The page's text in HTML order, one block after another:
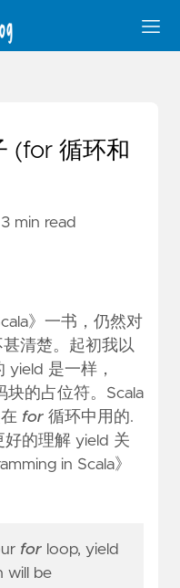
(for 循环和
3 min read
》一书，仍然对
清楚。起初我以
yield 是一样，
块的占位符。Scala
for 循环中用的.
好的理解 yield 关
in Scala》
for loop, yield
will be